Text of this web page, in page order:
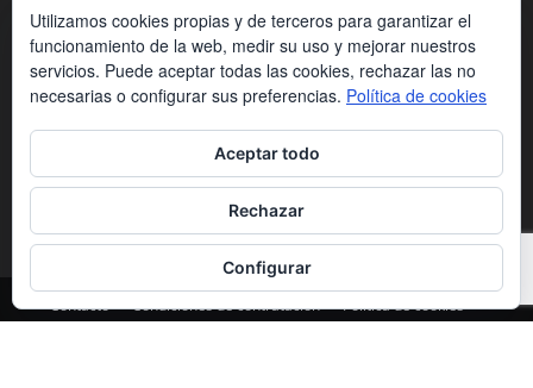
Universidades
Blog
Agenda
254
Nuevas Tecnologías
200
Estudios
Centros Privados
Contacto Condiciones de contratación
Política de cookies
Utilizamos cookies propias y de terceros para garantizar el
funcionamiento de la web, medir su uso y mejorar nuestros
servicios. Puede aceptar todas las cookies, rechazar las no
necesarias o configurar sus preferencias. Política de cookies
Aceptar todo
Rechazar
Configurar